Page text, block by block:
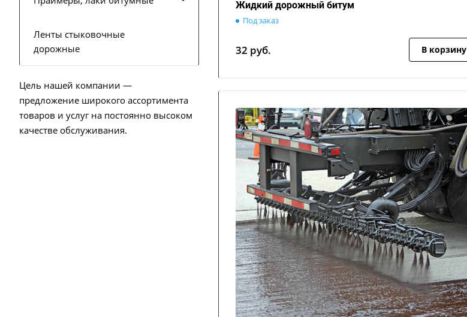
Жидкий дорожный битум
Под заказ
32 руб. В корзину
Ленты стыковочные
дорожные
Цель нашей компании —
предложение широкого ассортимента
товаров и услуг на постоянно высоком
качестве обслуживания.